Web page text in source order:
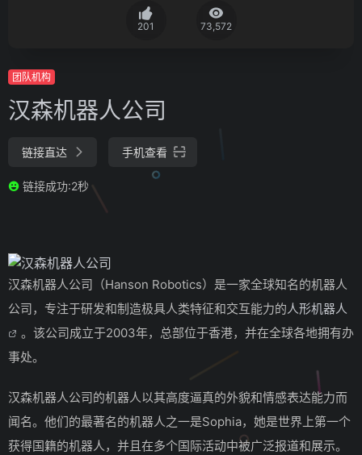
201 73,572
团队机构
汉森机器人公司
链接直达 手机查看
链接成功:2秒
汉森机器人公司（Hanson Robotics）是一家全球知名的机器人
公司，专注于研发和制造极具人类特征和交互能力的人形机器人
。该公司成立于2003年，总部位于香港，并在全球各地拥有办
事处。
汉森机器人公司的机器人以其高度逼真的外貌和情感表达能力而
闻名。他们的最著名的机器人之一是Sophia，她是世界上第一个
获得国籍的机器人，并且在多个国际活动中被广泛报道和展示。